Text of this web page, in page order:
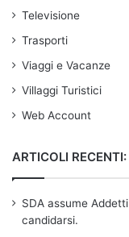
Televisione
Trasporti
Viaggi e Vacanze
Villaggi Turistici
Web Account
ARTICOLI RECENTI:
SDA assume
candidarsi.